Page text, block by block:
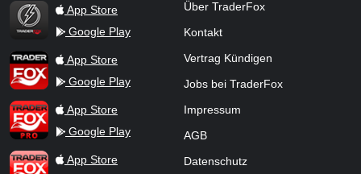
TraderFox Flash
App Store
Google Play
TraderFox AppApp Store
Google Play
TraderFox ProApp Store
Google Play
TraderFox dpa-AFX ProFeed
App Store
Über TraderFox
Kontakt
Vertrag Kündigen
Jobs bei TraderFox
Impressum
AGB
Datenschutz